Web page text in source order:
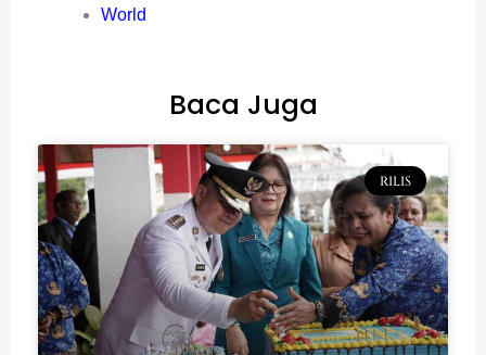
World
Baca Juga
RILIS